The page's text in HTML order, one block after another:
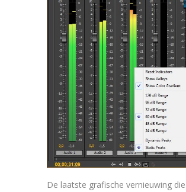
De laatste grafische vernieuwing